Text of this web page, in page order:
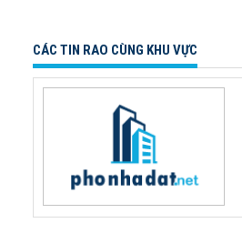
CÁC TIN RAO CÙNG KHU VỰC